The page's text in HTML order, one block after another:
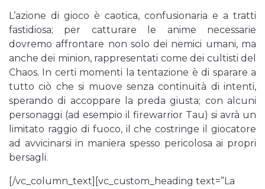
L’azione di gioco è caotica, confusionaria e a tratti
fastidiosa; per catturare le anime necessarie
dovremo affrontare non solo dei nemici umani, ma
anche dei minion, rappresentati come dei cultisti del
Chaos. In certi momenti la tentazione è di sparare a
tutto ciò che si muove senza continuità di intenti,
sperando di accoppare la preda giusta; con alcuni
personaggi (ad esempio il firewarrior Tau) si avrà un
limitato raggio di fuoco, il che costringe il giocatore
ad avvicinarsi in maniera spesso pericolosa ai propri
bersagli.
[/vc_column_text][vc_custom_heading text=”La